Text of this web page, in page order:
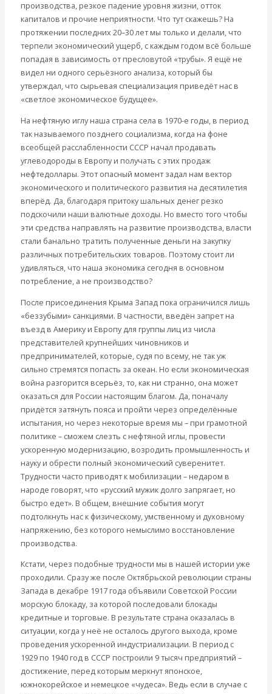
производства, резкое падение уровня жизни, отток
капиталов и прочие неприятности. Что тут скажешь? На
протяжении последних 20–30 лет мы только и делали, что
терпели экономический ущерб, с каждым годом всё больше
попадая в зависимость от пресловутой «трубы». Я ещё не
видел ни одного серьёзного анализа, который бы
утверждал, что сырьевая специализация приведёт нас в
«светлое экономическое будущее».
На нефтяную иглу наша страна села в 1970-е годы, в период
так называемого позднего социализма, когда на фоне
всеобщей расслабленности СССР начал продавать
углеводороды в Европу и получать с этих продаж
нефтедоллары. Этот опасный момент задал нам вектор
экономического и политического развития на десятилетия
вперёд. Да, благодаря притоку шальных денег резко
подскочили наши валютные доходы. Но вместо того чтобы
эти средства направлять на развитие производства, власти
стали банально тратить полученные деньги на закупку
различных потребительских товаров. Поэтому стоит ли
удивляться, что наша экономика сегодня в основном
потребление, а не производство?
После присоединения Крыма Запад пока ограничился лишь
«беззубыми» санкциями. В частности, введён запрет на
въезд в Америку и Европу для группы лиц из числа
представителей крупнейших чиновников и
предпринимателей, которые, судя по всему, не так уж
сильно стремятся попасть за океан. Но если экономическая
война разгорится всерьёз, то, как ни странно, она может
оказаться для России настоящим благом. Да, поначалу
придётся затянуть пояса и пройти через определённые
испытания, но через некоторые время мы – при грамотной
политике – сможем слезть с нефтяной иглы, провести
ускоренную модернизацию, возродить промышленность и
науку и обрести полный экономический суверенитет.
Трудности часто приводят к мобилизации – недаром в
народе говорят, что «русский мужик долго запрягает, но
быстро едет». В общем, внешние события могут
подтолкнуть нас к физическому, умственному и духовному
напряжению, без которого немыслимо восстановление
производства.
Кстати, через подобные трудности мы в нашей истории уже
проходили. Сразу же после Октябрьской революции страны
Запада в декабре 1917 года объявили Советской России
морскую блокаду, за которой последовали блокады
кредитные и торговые. В результате страна оказалась в
ситуации, когда у неё не осталось другого выхода, кроме
проведения ускоренной индустриализации. В период с
1929 по 1940 год в СССР построили 9 тысяч предприятий –
достижение, перед которым меркнут японское,
южнокорейское и немецкое «чудеса». Ведь если в случае с